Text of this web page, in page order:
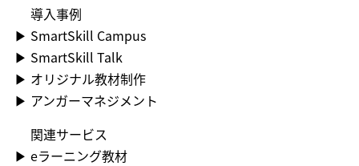
​導入事例
▶​ SmartSkill Campus
▶​ SmartSkill Talk
▶​ オリジナル教材制作
▶​ アンガーマネジメント
関連サービス
▶ ︎eラーニング教材